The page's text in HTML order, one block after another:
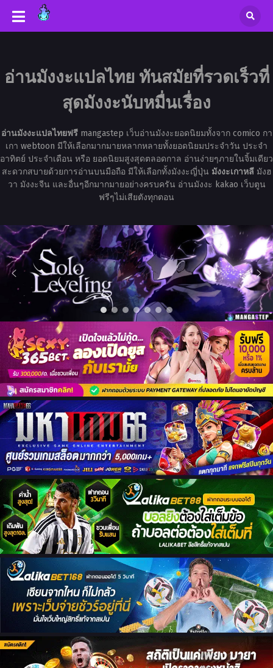
อ่านมังงะแปลไทย ทันสมัยที่รวดเร็วที่
สุดมังงะนับหมื่นเรื่อง
อ่านมังงะแปลไทยฟรีmangastep เว็บอ่านมังงะยอดนิยมทั้งจาก comico กา
เกา webtoon มีให้เลือกมากมายหลากหลายทั้งยอดนิยมประจำวัน ประจำ
อาทิตย์ ประจำเดือน หรือ ยอดนิยมสูงสุดตลอดกาล อ่านง่ายๆภายในจิ้มเดียว
สะดวกสบายด้วยการอ่านบนมือถือ มีให้เลือกทั้งมังงะญี่ปุ่น มังงะเกาหลีมังฮ
วา มังงะจีน และอื่นๆอีกมากมายอย่างครบครัน อ่านมังงะ kakao เว็บตูน
ฟรีๆไม่เสียตังทุกตอน